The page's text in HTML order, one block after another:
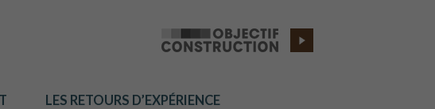
LES RETOURS D’EXPÉRIENCE